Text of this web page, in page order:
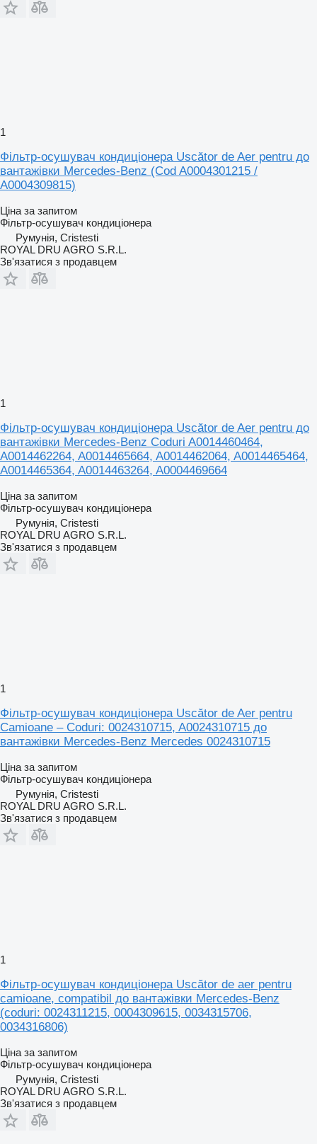
1
Фільтр-осушувач кондиціонера Uscător de Aer pentru до
вантажівки Mercedes-Benz (Cod A0004301215 /
A0004309815)
Ціна за запитом
Фільтр-осушувач кондиціонера
Румунія, Cristesti
ROYAL DRU AGRO S.R.L.
Зв'язатися з продавцем
1
Фільтр-осушувач кондиціонера Uscător de Aer pentru до
вантажівки Mercedes-Benz Coduri A0014460464,
A0014462264, A0014465664, A0014462064, A0014465464,
A0014465364, A0014463264, A0004469664
Ціна за запитом
Фільтр-осушувач кондиціонера
Румунія, Cristesti
ROYAL DRU AGRO S.R.L.
Зв'язатися з продавцем
1
Фільтр-осушувач кондиціонера Uscător de Aer pentru
Camioane – Coduri: 0024310715, A0024310715 до
вантажівки Mercedes-Benz Mercedes 0024310715
Ціна за запитом
Фільтр-осушувач кондиціонера
Румунія, Cristesti
ROYAL DRU AGRO S.R.L.
Зв'язатися з продавцем
1
Фільтр-осушувач кондиціонера Uscător de aer pentru
camioane, compatibil до вантажівки Mercedes-Benz
(coduri: 0024311215, 0004309615, 0034315706,
0034316806)
Ціна за запитом
Фільтр-осушувач кондиціонера
Румунія, Cristesti
ROYAL DRU AGRO S.R.L.
Зв'язатися з продавцем